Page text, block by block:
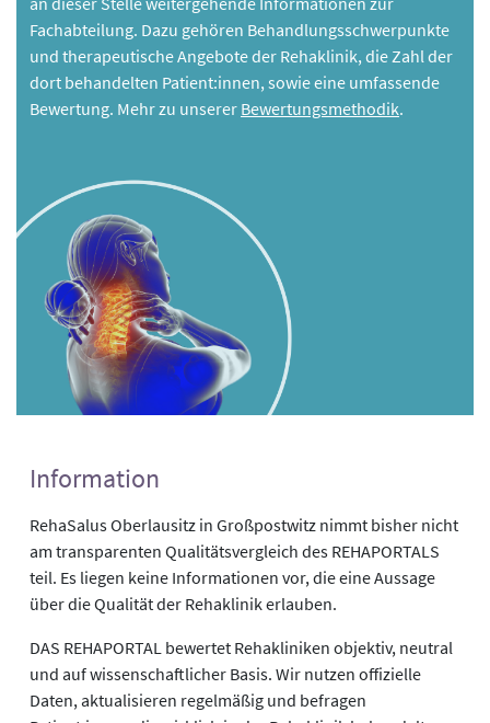
Fachabteilung. Dazu gehören Behandlungsschwerpunkte
und therapeutische Angebote der Rehaklinik, die Zahl der
dort behandelten Patient:innen, sowie eine umfassende
Bewertung. Mehr zu unserer Bewertungsmethodik.
Information
RehaSalus Oberlausitz in Großpostwitz nimmt bisher nicht
am transparenten Qualitätsvergleich des REHAPORTALS
teil. Es liegen keine Informationen vor, die eine Aussage
über die Qualität der Rehaklinik erlauben.
DAS REHAPORTAL bewertet Rehakliniken objektiv, neutral
und auf wissenschaftlicher Basis. Wir nutzen offizielle
Daten, aktualisieren regelmäßig und befragen